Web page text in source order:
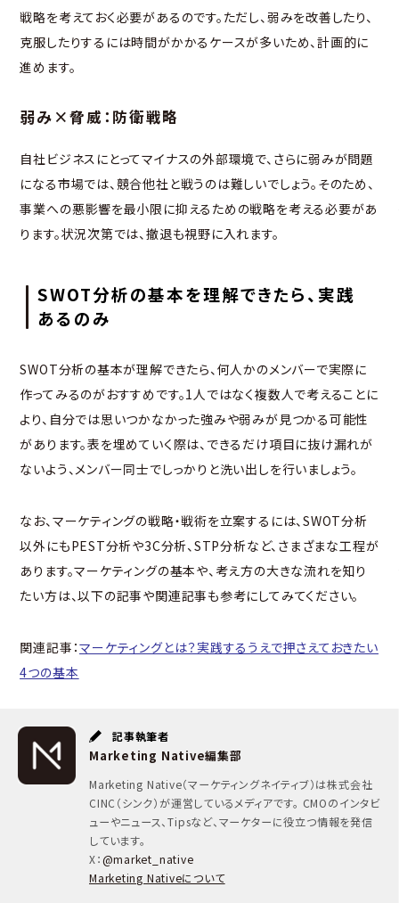
戦略を考えておく必要があるのです。ただし、弱みを改善したり、
克服したりするには時間がかかるケースが多いため、計画的に
進めます。
弱み×脅威：防衛戦略
自社ビジネスにとってマイナスの外部環境で、さらに弱みが問題
になる市場では、競合他社と戦うのは難しいでしょう。そのため、
事業への悪影響を最小限に抑えるための戦略を考える必要があ
ります。状況次第では、撤退も視野に入れます。
SWOT分析の基本を理解できたら、実践
あるのみ
SWOT分析の基本が理解できたら、何人かのメンバーで実際に
作ってみるのがおすすめです。1人ではなく複数人で考えることに
より、自分では思いつかなかった強みや弱みが見つかる可能性
があります。表を埋めていく際は、できるだけ項目に抜け漏れが
ないよう、メンバー同士でしっかりと洗い出しを行いましょう。
なお、マーケティングの戦略・戦術を立案するには、SWOT分析
以外にもPEST分析や3C分析、STP分析など、さまざまな工程が
あります。マーケティングの基本や、考え方の大きな流れを知り
たい方は、以下の記事や関連記事も参考にしてみてください。
関連記事：マーケティングとは？実践するうえで押さえておきたい
4つの基本
記事執筆者
Marketing Native編集部
Marketing Native（マーケティングネイティブ）は株式会社
CINC（シンク）が運営しているメディアです。 CMOのインタビ
ューやニュース、Tipsなど、マーケターに役立つ情報を発信
しています。
X：@market_native
Marketing Nativeについて